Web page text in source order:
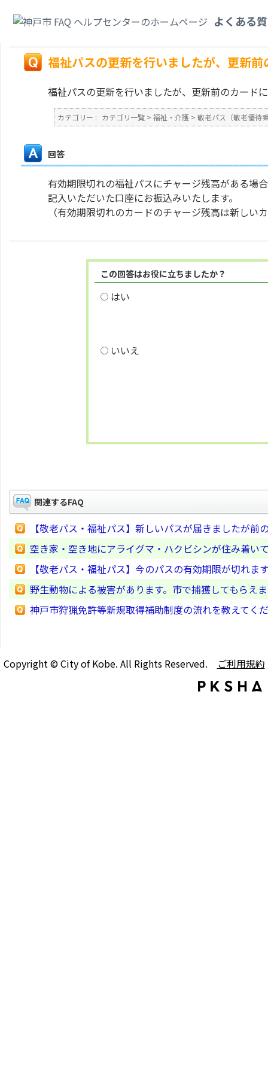
よくある
入金された残高はどうなりますか。
福祉パスの更新を行いましたが、更新
福祉パスの更新を行いましたが、更新前のカード
カテゴリー : カテゴリ一覧 > 福祉・介護 > 敬老パス（敬老優待
回答
有効期限切れの福祉パスにチャージ残高がある場
記入いただいた口座にお振込みいたします。
（有効期限切れのカードのチャージ残高は新しい
この回答はお役に立ちましたか？
はい
いいえ
関連するFAQ
【敬老パス・福祉パス】新しいパスが届きましたが
空き家・空き地にアライグマ・ハクビシンが住み着い
【敬老パス・福祉パス】今のパスの有効期限が切れ
野生動物による被害があります。市で捕獲してもらえ
神戸市狩猟免許等新規取得補助制度の流れを教えてく
Copyright © City of Kobe. All Rights Reserved. ご利用規約